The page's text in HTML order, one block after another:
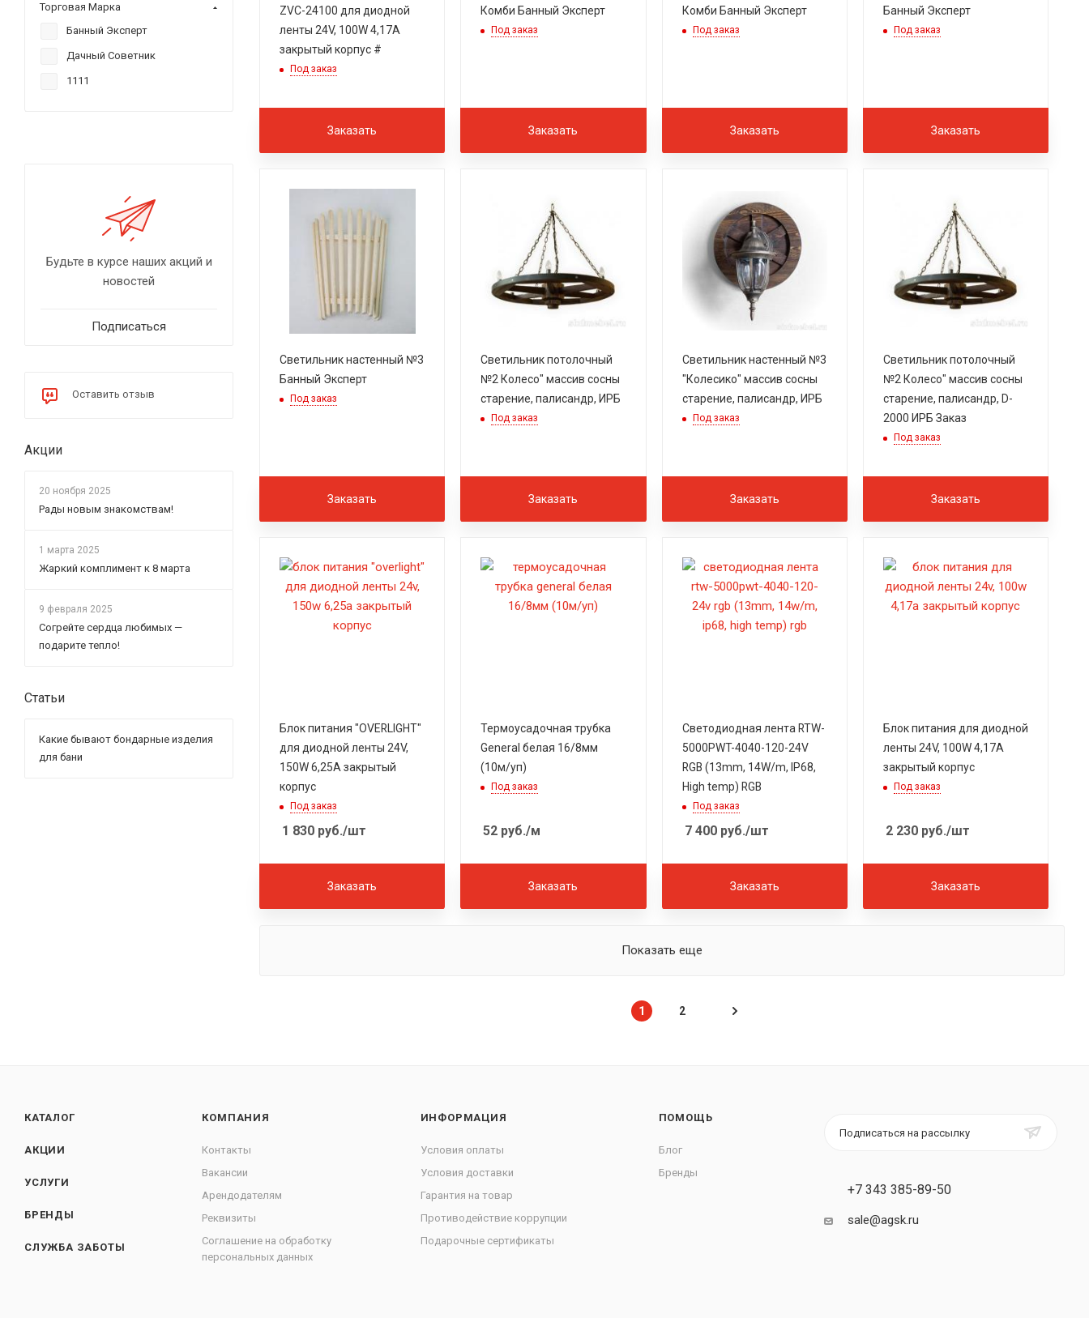
ZVC-24100 для диодной
ленты 24V, 100W 4,17A
закрытый корпус #
Под заказ
Заказать
Комби Банный Эксперт
Под заказ
Заказать
Комби Банный Эксперт
Под заказ
Заказать
Банный Эксперт
Под заказ
Заказать
Светильник настенный №3
Банный Эксперт
Под заказ
Заказать
Светильник потолочный
№2 Колесо" массив сосны
старение, палисандр, ИРБ
Под заказ
Заказать
Светильник настенный №3
"Колесико" массив сосны
старение, палисандр, ИРБ
Под заказ
Заказать
Светильник потолочный
№2 Колесо" массив сосны
старение, палисандр, D-
2000 ИРБ Заказ
Под заказ
Заказать
Блок питания "OVERLIGHT"
для диодной ленты 24V,
150W 6,25A закрытый
корпус
Под заказ
1 830 руб./шт
Заказать
Термоусадочная трубка
General белая 16/8мм
(10м/уп)
Под заказ
52 руб./м
Заказать
Светодиодная лента RTW-
5000PWT-4040-120-24V
RGB (13mm, 14W/m, IP68,
High temp) RGB
Под заказ
7 400руб./шт
Заказать
Блок питания для диодной
ленты 24V, 100W 4,17A
закрытый корпус
Под заказ
2 230руб./шт
Заказать
Показать еще
1 2
Торговая Марка
Банный Эксперт
Дачный Советник
1111
Будьте в курсе наших акций и
новостей
Подписаться
Оставить отзыв
Акции
20 ноября 2025
Рады новым знакомствам!
1 марта 2025
Жаркий комплимент к 8 марта
9 февраля 2025
Согрейте сердца любимых —
подарите тепло!
Статьи
Какие бывают бондарные изделия
для бани
КАТАЛОГ
АКЦИИ
УСЛУГИ
БРЕНДЫ
СЛУЖБА ЗАБОТЫ
КОМПАНИЯ
Контакты
Вакансии
Арендодателям
Реквизиты
Соглашение на обработку
персональных данных
ИНФОРМАЦИЯ
Условия оплаты
Условия доставки
Гарантия на товар
Противодействие коррупции
Подарочные сертификаты
ПОМОЩЬ
Блог
Бренды
Подписаться на рассылку
+7 343 385-89-50
sale@agsk.ru